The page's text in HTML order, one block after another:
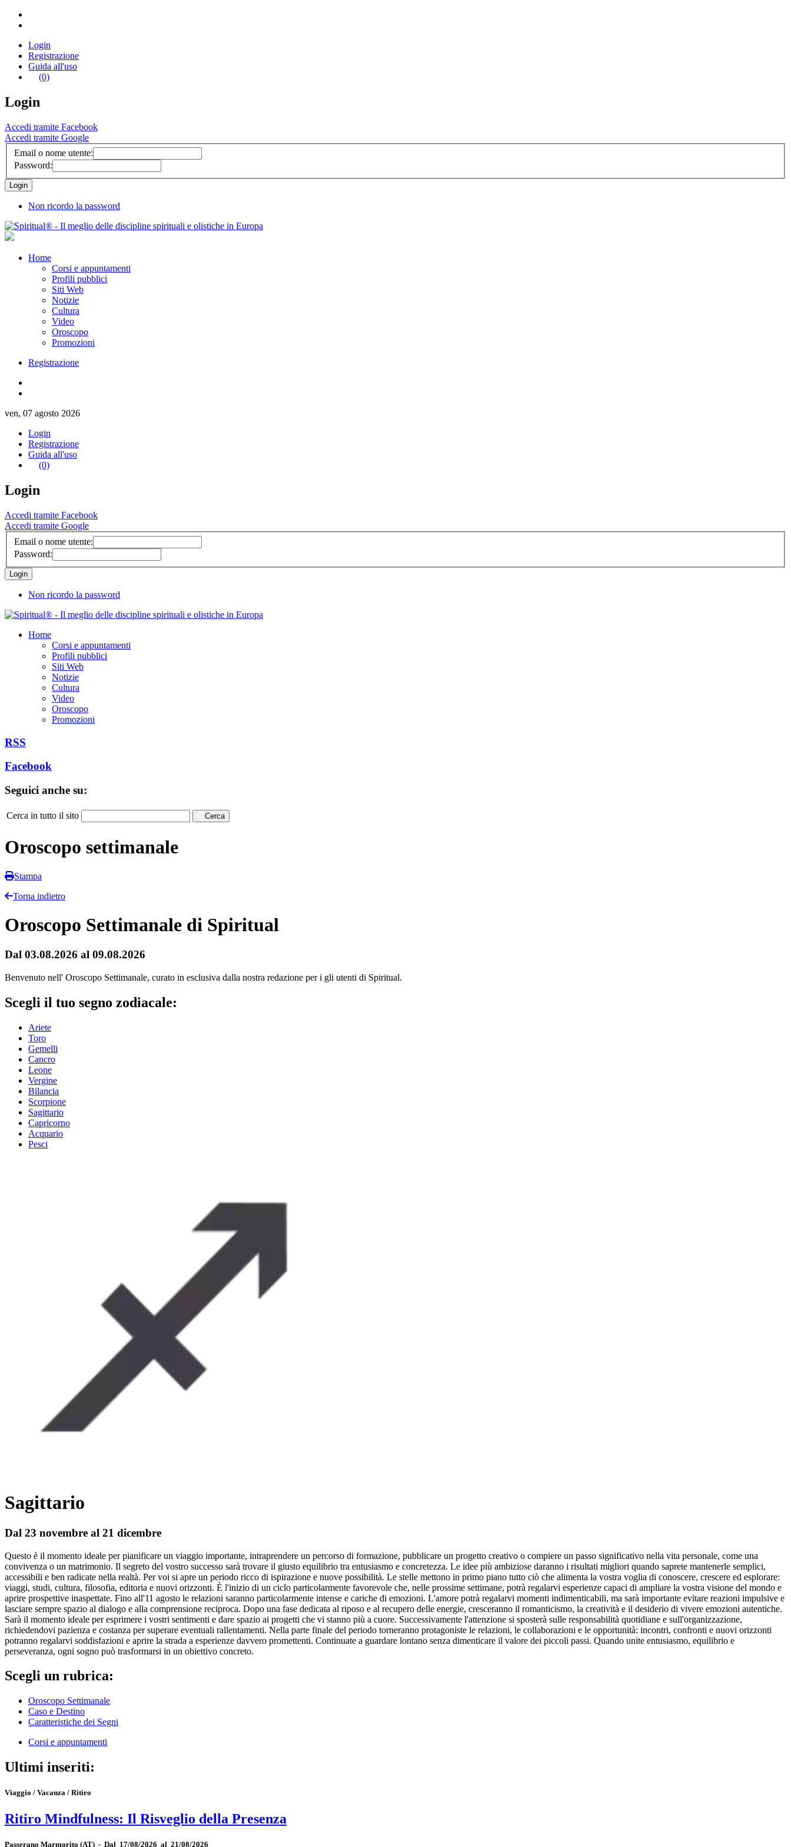
Login
Registrazione
Guida all'uso
(0)
Login
Accedi tramite Facebook
Accedi tramite Google
Email o nome utente:
Password:
Non ricordo la password
Home
Corsi e appuntamenti
Profili pubblici
Siti Web
Notizie
Cultura
Video
Oroscopo
Promozioni
Registrazione
ven, 07 agosto 2026
Login
Registrazione
Guida all'uso
(0)
Login
Accedi tramite Facebook
Accedi tramite Google
Email o nome utente:
Password:
Non ricordo la password
Home
Corsi e appuntamenti
Profili pubblici
Siti Web
Notizie
Cultura
Video
Oroscopo
Promozioni
RSS
Facebook
Seguici anche su:
Cerca in tutto il sito Cerca
Oroscopo settimanale
Stampa
Torna indietro
Oroscopo Settimanale di Spiritual
Dal 03.08.2026 al 09.08.2026
Benvenuto nell' Oroscopo Settimanale, curato in esclusiva dalla nostra redazione per i gli utenti di Spiritual.
Scegli il tuo segno zodiacale:
Ariete
Toro
Gemelli
Cancro
Leone
Vergine
Bilancia
Scorpione
Sagittario
Capricorno
Acquario
Pesci
Sagittario
Dal 23 novembre al 21 dicembre
Questo è il momento ideale per pianificare un viaggio importante, intraprendere un percorso di formazione, pubblicare un progetto creativo o compiere un passo significativo nella vita personale, come una
convivenza o un matrimonio. Il segreto del vostro successo sarà trovare il giusto equilibrio tra entusiasmo e concretezza. Le idee più ambiziose daranno i risultati migliori quando saprete mantenerle semplici,
accessibili e ben radicate nella realtà. Per voi si apre un periodo ricco di ispirazione e nuove possibilità. Le stelle mettono in primo piano tutto ciò che alimenta la vostra voglia di conoscere, crescere ed esplorare:
viaggi, studi, cultura, filosofia, editoria e nuovi orizzonti. È l'inizio di un ciclo particolarmente favorevole che, nelle prossime settimane, potrà regalarvi esperienze capaci di ampliare la vostra visione del mondo e
aprire prospettive inaspettate. Fino all'11 agosto le relazioni saranno particolarmente intense e cariche di emozioni. L'amore potrà regalarvi momenti indimenticabili, ma sarà importante evitare reazioni impulsive e
lasciare sempre spazio al dialogo e alla comprensione reciproca. Dopo una fase dedicata al riposo e al recupero delle energie, cresceranno il romanticismo, la creatività e il desiderio di vivere emozioni autentiche.
Sarà il momento ideale per esprimere i vostri sentimenti e dare spazio ai progetti che vi stanno più a cuore. Successivamente l'attenzione si sposterà sulle responsabilità quotidiane e sull'organizzazione,
richiedendovi pazienza e costanza per superare eventuali rallentamenti. Nella parte finale del periodo torneranno protagoniste le relazioni, le collaborazioni e le opportunità: incontri, confronti e nuovi orizzonti
potranno regalarvi soddisfazioni e aprire la strada a esperienze davvero promettenti. Continuate a guardare lontano senza dimenticare il valore dei piccoli passi. Quando unite entusiasmo, equilibrio e
perseveranza, ogni sogno può trasformarsi in un obiettivo concreto.
Scegli un rubrica:
Oroscopo Settimanale
Caso e Destino
Caratteristiche dei Segni
Corsi e appuntamenti
Ultimi inseriti:
Viaggio / Vacanza / Ritiro
Ritiro Mindfulness: Il Risveglio della Presenza
Passerano Marmorito (AT) - Dal 17/08/2026 al 21/08/2026